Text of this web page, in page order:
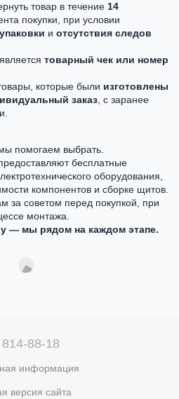
товар в течение 14
покупки, при условии
и отсутствия следов
товарный чек или номер
которые были изготовлены
заказ, с заранее
помогаем выбрать.
бесплатные
оборудования,
компонентов и сборке щитов.
за советом перед покупкой, при
монтажа.
— мы рядом на каждом этапе.
88-18
информация
версия сайта